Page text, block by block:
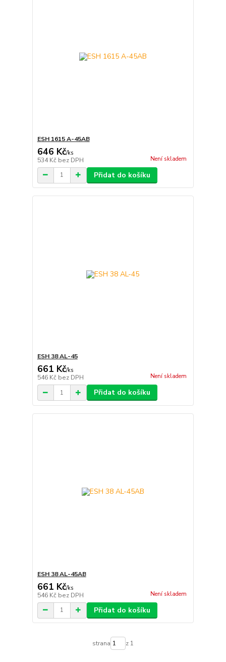
ESH 1615 A-45AB
646 Kč/ks
534 Kč bez DPH Není skladem
Přidat do košíku
ESH 38 AL-45
661 Kč/ks
546 Kč bez DPH Není skladem
Přidat do košíku
ESH 38 AL-45AB
661 Kč/ks
546 Kč bez DPH Není skladem
Přidat do košíku
strana z 1